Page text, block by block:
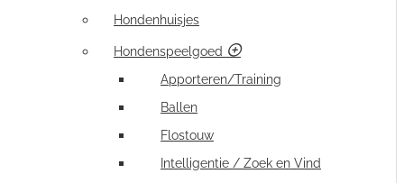
Hondenhuisjes
Hondenspeelgoed
Apporteren/Training
Ballen
Flostouw
Intelligentie / Zoek en Vind